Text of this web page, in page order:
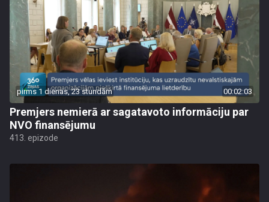
pirms 1 dienas, 23 stundām 00:02:03
Premjers nemierā ar sagatavoto informāciju par
NVO finansējumu
413. epizode